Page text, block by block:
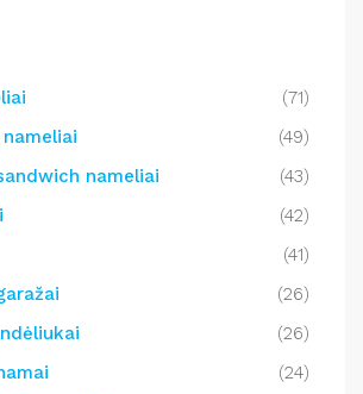
(71)
(49)
nameliai
(43)
(42)
(41)
(26)
(26)
(24)